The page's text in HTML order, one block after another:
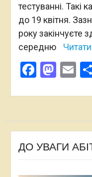
тестуванні. Такі
до 19 квітня.
року закінчуєте
середню
ДО УВАГИ